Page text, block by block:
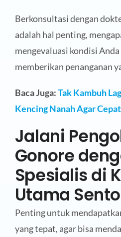
Berkonsultasi dengan
adalah hal penting,
mengevaluasi kondisi
memberikan penanganan
Baca Juga:Tak Kambuh
Kencing Nanah Agar
Jalani
Gonore
Spesialis di
Utama
Penting untuk
yang tepat, agar bisa